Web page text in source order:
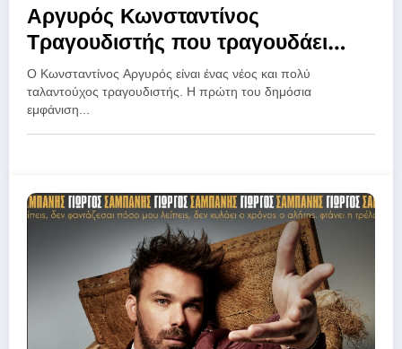
Αργυρός Κωνσταντίνος
Τραγουδιστής που τραγουδάει
Θεσσαλονίκη
Ο Κωνσταντίνος Αργυρός είναι ένας νέος και πολύ
ταλαντούχος τραγουδιστής. Η πρώτη του δημόσια
εμφάνιση…